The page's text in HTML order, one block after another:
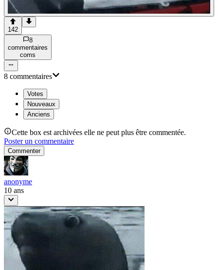
142
8
commentaires
coms
8 commentaires
Votes
Nouveaux
Anciens
Cette box est archivées elle ne peut plus être commentée.
Poster un commentaire
Commenter
anonyme
10 ans